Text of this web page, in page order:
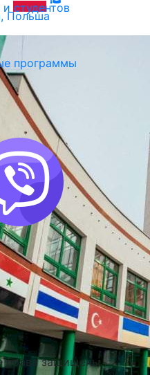
Польша
студентов
программы
права защищены.